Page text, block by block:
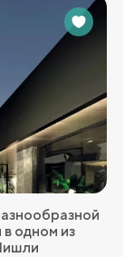
одном из